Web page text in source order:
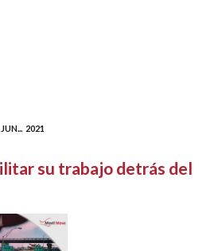
JUN... 2021
su trabajo detrás del